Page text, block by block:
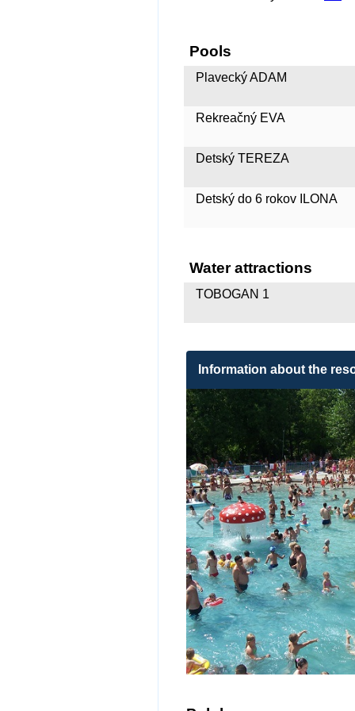
Pools
Plavecký ADAM
Rekreačný EVA
Detský TEREZA
Detský do 6 rokov ILONA
Water attractions
TOBOGAN 1
Information about the